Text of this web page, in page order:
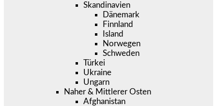
Skandinavien
Dänemark
Finnland
Island
Norwegen
Schweden
Türkei
Ukraine
Ungarn
Naher & Mittlerer Osten
Afghanistan